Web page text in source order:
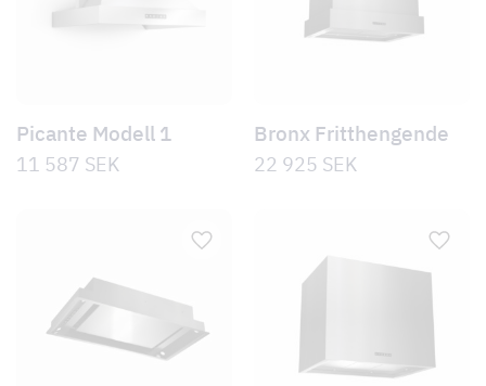
Picante Modell 1
11 587 SEK
Bronx Fritthengende
22 925 SEK